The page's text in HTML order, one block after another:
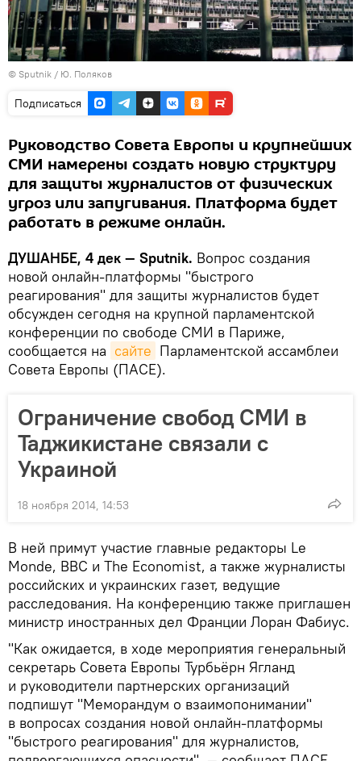
© Sputnik / Ю. Поляков
Подписаться
Руководство Совета Европы и крупнейших
СМИ намерены создать новую структуру
для защиты журналистов от физических
угроз или запугивания. Платформа будет
работать в режиме онлайн.
ДУШАНБЕ, 4 дек — Sputnik. Вопрос создания
новой онлайн-платформы "быстрого
реагирования" для защиты журналистов будет
обсужден сегодня на крупной парламентской
конференции по свободе СМИ в Париже,
сообщается на сайте Парламентской ассамблеи
Совета Европы (ПАСЕ).
Ограничение свобод СМИ в
Таджикистане связали с
Украиной
18 ноября 2014, 14:53
В ней примут участие главные редакторы Le
Monde, ВВС и The Economist, а также журналисты
российских и украинских газет, ведущие
расследования. На конференцию также приглашен
министр иностранных дел Франции Лоран Фабиус.
"Как ожидается, в ходе мероприятия генеральный
секретарь Совета Европы Турбьёрн Ягланд
и руководители партнерских организаций
подпишут "Меморандум о взаимопонимании"
в вопросах создания новой онлайн-платформы
"быстрого реагирования" для журналистов,